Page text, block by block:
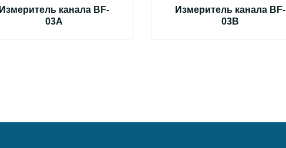
Измеритель канала BF-
03A
Измеритель канала BF-
03B